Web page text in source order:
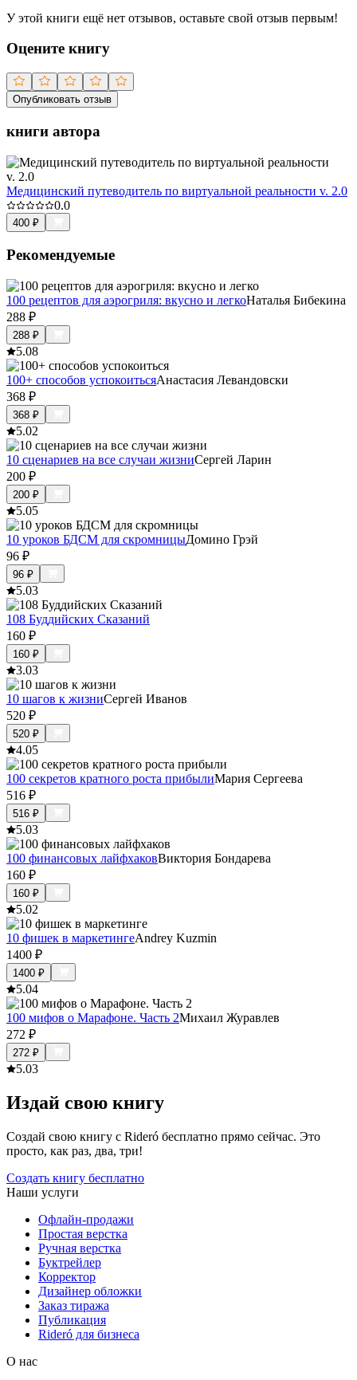
У этой книги ещё нет отзывов, оставьте свой отзыв первым!
Оцените книгу
Опубликовать отзыв
книги автора
Медицинский путеводитель по виртуальной реальности v. 2.0
0.0
400 ₽
Рекомендуемые
100 рецептов для аэрогриля: вкусно и легкоНаталья Бибекина
288 ₽
288 ₽
5.08
100+ способов успокоитьсяАнастасия Левандовски
368 ₽
368 ₽
5.02
10 сценариев на все случаи жизниСергей Ларин
200 ₽
200 ₽
5.05
10 уроков БДСМ для скромницыДомино Грэй
96 ₽
96 ₽
5.03
108 Буддийских Сказаний
160 ₽
160 ₽
3.03
10 шагов к жизниСергей Иванов
520 ₽
520 ₽
4.05
100 секретов кратного роста прибылиМария Сергеева
516 ₽
516 ₽
5.03
100 финансовых лайфхаковВиктория Бондарева
160 ₽
160 ₽
5.02
10 фишек в маркетингеAndrey Kuzmin
1400 ₽
1400 ₽
5.04
100 мифов о Марафоне. Часть 2Михаил Журавлев
272 ₽
272 ₽
5.03
Издай свою книгу
Создай свою книгу с Rideró бесплатно прямо сейчас. Это
просто, как раз, два, три!
Создать книгу бесплатно
Наши услуги
Офлайн-продажи
Простая верстка
Ручная верстка
Буктрейлер
Корректор
Дизайнер обложки
Заказ тиража
Публикация
Rideró для бизнеса
О нас